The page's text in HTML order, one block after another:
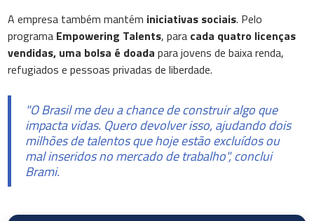
A empresa também mantém iniciativas sociais. Pelo
programa Empowering Talents, para cada quatro licenças
vendidas, uma bolsa é doada para jovens de baixa renda,
refugiados e pessoas privadas de liberdade.
"O Brasil me deu a chance de construir algo que
impacta vidas. Quero devolver isso, ajudando dois
milhões de talentos que hoje estão excluídos ou
mal inseridos no mercado de trabalho", conclui
Brami.